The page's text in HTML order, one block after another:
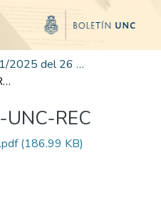
Edición 001/2025 del 26 de mayo de 2025
RHCS-2025-145-UNC-REC
REC
(186.99 KB)